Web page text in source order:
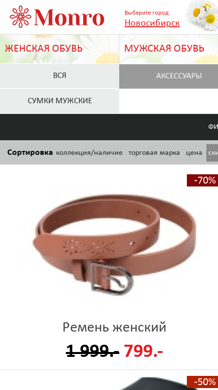
Выберите город:
Новосибирск
ЖЕНСКАЯ ОБУВЬ МУЖСКАЯ ОБУВЬ
ВСЯ АКСЕССУАРЫ
СУМКИ МУЖСКИЕ
Сортировка коллекция/наличие торговая марка цена
-70%
Ремень женский
1 999.- 799.-
-50%